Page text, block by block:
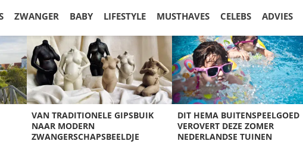
ZWANGER BABY LIFESTYLE MUSTHAVES CELEBS ADVIES
VAN TRADITIONELE GIPSBUIK
NAAR MODERN
ZWANGERSCHAPSBEELDJE
DIT HEMA BUITENSPEELGOED
VEROVERT DEZE ZOMER
NEDERLANDSE TUINEN